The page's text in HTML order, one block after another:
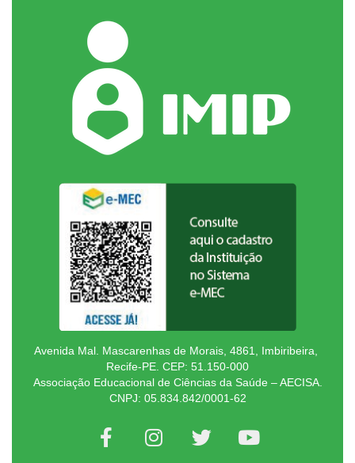
Avenida Mal. Mascarenhas de Morais, 4861, Imbiribeira,
Recife-PE. CEP: 51.150-000
Associação Educacional de Ciências da Saúde – AECISA.
CNPJ: 05.834.842/0001-62